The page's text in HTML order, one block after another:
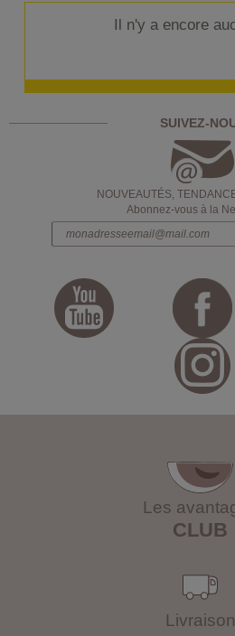
Il n'y a encore
SUIVEZ-
NOUVEAUTÉS,
Abonnez-vous à la
Les
CLUB
Livraison